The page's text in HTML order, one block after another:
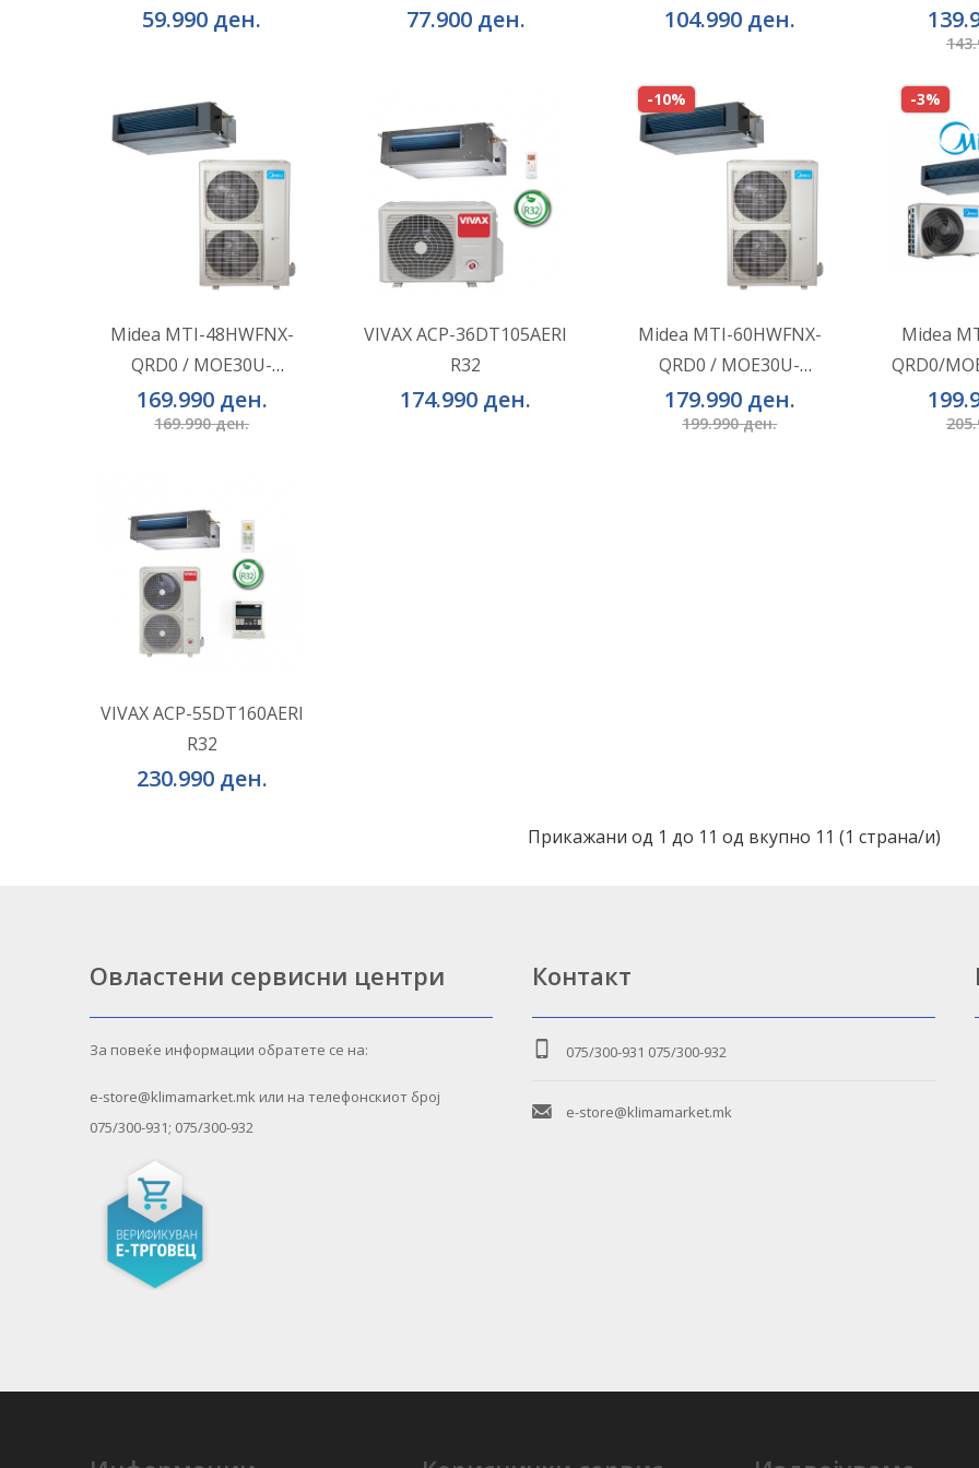
59.990 ден. 77.900 ден. 104.990 ден.
36HFN8-
Midea MTI-48HWFNX-
QRD0 / MOE30U-
48HFN8-RRD0 (3 Phase)
169.990 ден.
169.990 ден.
ВО КОШНИЧКА
Додај во желби
Додај за споредба
VIVAX ACP-36DT105AERI
R32
174.990 ден.
ВО КОШНИЧКА
Додај во желби
Додај за споредба
-10%
Midea MTI-60HWFNX-
QRD0 / MOE30U-
60HFN8-RRD0 (3 Phase)
179.990 ден.
199.990 ден.
ВО КОШНИЧКА
Додај во желби
Додај за споредба
-3%
Midea
QRD0/Додај
VIVAX ACP-55DT160AERI
R32
230.990 ден.
Додај во желби
Додај за споредба
Прикажани од 1 до 11 од вкупно 11 (1 страна/и)
Овластени сервисни центри
За повеќе информации обратете се на:
e-store@klimamarket.mk или на телефонскиот број
075/300-931; 075/300-932
Контакт
075/300-931 075/300-932
e-store@klimamarket.mk